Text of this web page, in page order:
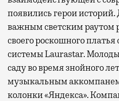
появились герои
важным светским раутом
своего роскошного
системы Laurastar.
саду во время знойного
музыкальным
колонки «Яндекса».